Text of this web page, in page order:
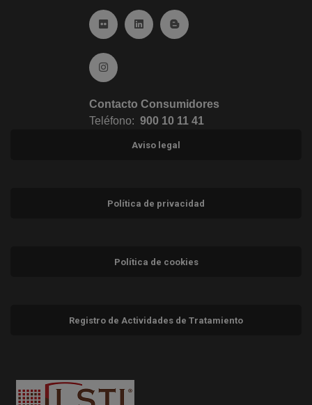
Ir a Flickr (abre en ventana nueva)
Ir a Linkedin (abre en ventana nueva)
Ir al Blog (abre en ventana
Ir a Instagram (abre en ventana nueva)
Contacto Consumidores
Teléfono: 900 10 11 41
Aviso legal
Política de privacidad
Política de cookies
Registro de Actividades de Tratamiento